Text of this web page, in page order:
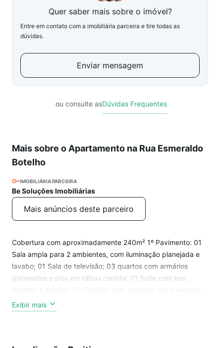
Quer saber mais sobre o imóvel?
Entre em contato com a imobiliária parceira e tire todas as
dúvidas.
Enviar mensagem
ou consulte asDúvidas Frequentes
Mais sobre o Apartamento na Rua Esmeraldo
Botelho
IMOBILIÁRIA PARCEIRA
Be Soluções Imobiliárias
Mais anúncios deste parceiro
Cobertura com aproximadamente 240m² 1º Pavimento: 01
Sala ampla para 2 ambientes, com iluminação planejada e
lavabo; 01 Sala de televisão; 03 quartos com armários
planejados e piso em tábua corrida; 01 Suíte com box,
forno, cooktop, exaustor, geladeira, bancada em granito;
Ampla área de serviço. 2º Pavimento: 01 Sala com teto em
Exibir mais